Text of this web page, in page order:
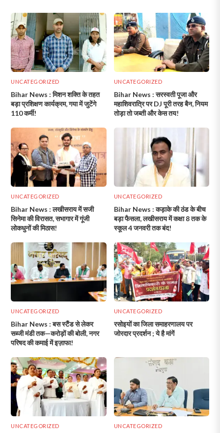
UNCATEGORIZED
Bihar News : मिशन शक्ति के तहत
बड़ा प्रशिक्षण कार्यक्रम, गया में जुटेंगे
110 कर्मी!
UNCATEGORIZED
Bihar News : सरस्वती पूजा और
महाशिवरात्रि पर DJ पूरी तरह बैन, नियम
तोड़ा तो जब्ती और केस तय!
UNCATEGORIZED
Bihar News : लखीसराय में सजी
सिनेमा की विरासत, सभागार में गूंजी
लोकधुनों की मिठास!
UNCATEGORIZED
Bihar News : कड़ाके की ठंड के बीच
बड़ा फैसला, लखीसराय में कक्षा 8 तक के
स्कूल 4 जनवरी तक बंद!
UNCATEGORIZED
Bihar News : बस स्टैंड से लेकर
सब्जी मंडी तक—करोड़ों की बोली, नगर
परिषद की कमाई में इज़ाफा!
UNCATEGORIZED
रसोइयों का जिला समाहरणालय पर
जोरदार प्रदर्शन ; ये है मांगें
UNCATEGORIZED UNCATEGORIZED